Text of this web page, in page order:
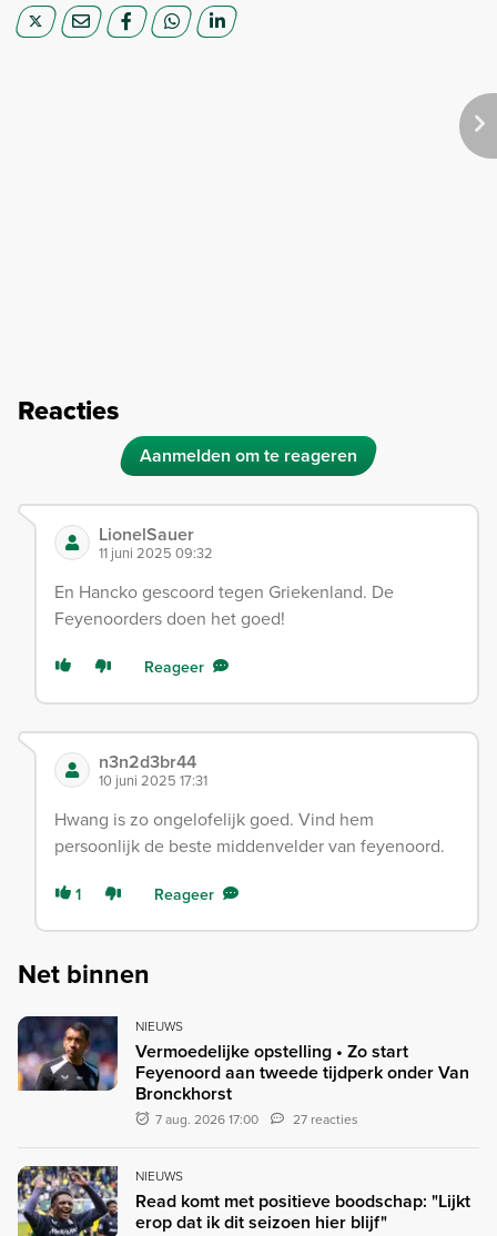
Reacties
Aanmelden om te reageren
LionelSauer
11 juni 2025 09:32
En Hancko gescoord tegen Griekenland. De
Feyenoorders doen het goed!
Reageer
n3n2d3br44
10 juni 2025 17:31
Hwang is zo ongelofelijk goed. Vind hem
persoonlijk de beste middenvelder van feyenoord.
1 Reageer
Net binnen
NIEUWS
Vermoedelijke opstelling • Zo start
Feyenoord aan tweede tijdperk onder Van
Bronckhorst
7 aug. 2026 17:00 27 reacties
NIEUWS
Read komt met positieve boodschap: "Lijkt
erop dat ik dit seizoen hier blijf"